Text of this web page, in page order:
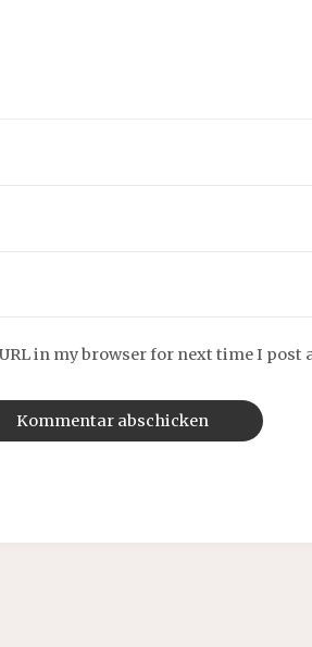
in my browser for next time I post